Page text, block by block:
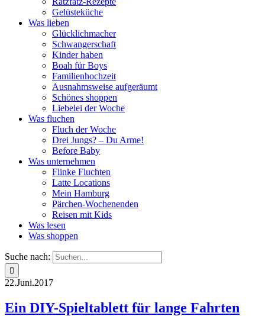
Gelüsteküche
Was lieben
Glücklichmacher
Schwangerschaft
Kinder haben
Boah für Boys
Familienhochzeit
Ausnahmsweise aufgeräumt
Schönes shoppen
Liebelei der Woche
Was fluchen
Fluch der Woche
Drei Jungs? – Du Arme!
Before Baby
Was unternehmen
Flinke Fluchten
Latte Locations
Mein Hamburg
Pärchen-Wochenenden
Reisen mit Kids
Was lesen
Was shoppen
Suche nach:
22.Juni.2017
Ein DIY-Spieltablett für lange Fahrten